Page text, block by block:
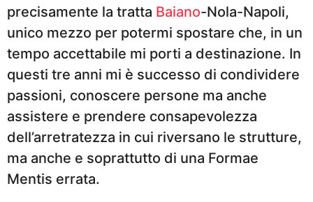
precisamente la tratta Baiano-Nola-Napoli,
unico mezzo per potermi spostare che, in un
tempo accettabile mi porti a destinazione. In
questi tre anni mi è successo di condividere
passioni, conoscere persone ma anche
assistere e prendere consapevolezza
dell’arretratezza in cui riversano le strutture,
ma anche e soprattutto di una Formae
Mentis errata.